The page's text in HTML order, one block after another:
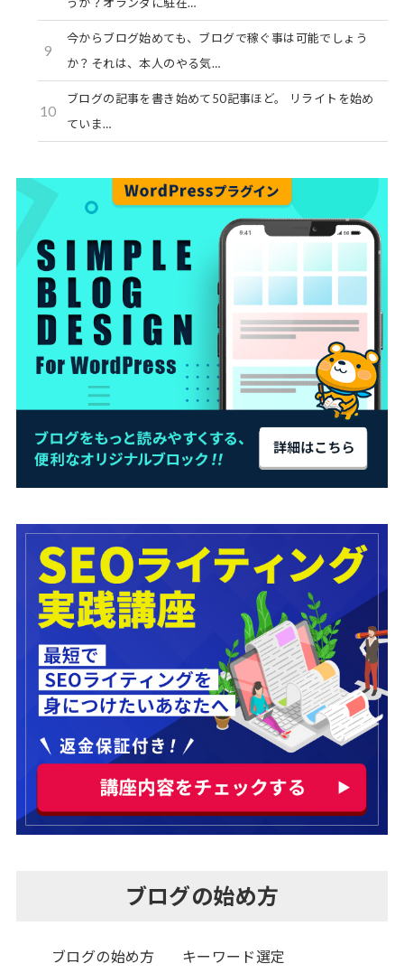
9
今からブログ始めても、ブログで稼ぐ事は可能でしょう
か？それは、本人のやる気…
10
ブログの記事を書き始めて50記事ほど。 リライトを始め
ていま…
ブログの始め方
ブログの始め方 キーワード選定